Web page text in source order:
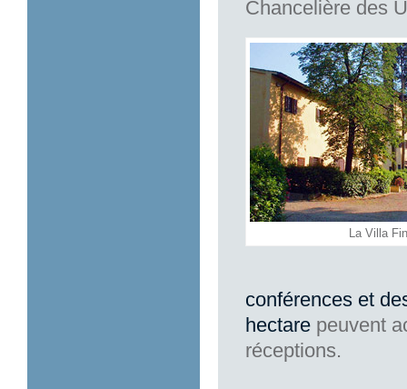
Chancelière des
La Villa
conférences et
hectare peuvent
réceptions.